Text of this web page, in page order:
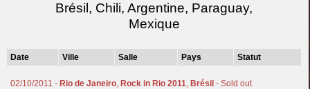
Brésil, Chili, Argentine, Paraguay,
Mexique
Date Ville Salle Pays Statut
02/10/2011 - Rio de Janeiro, Rock in Rio 2011, Brésil - Sold out